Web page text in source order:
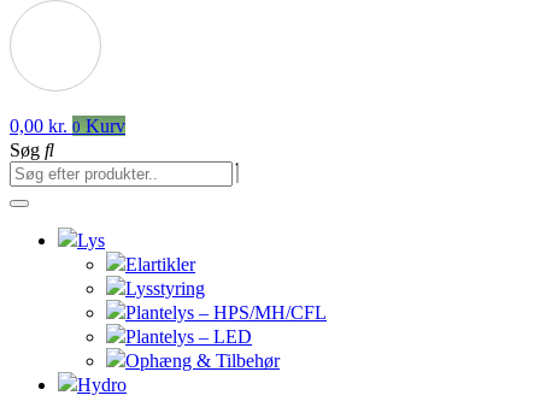
0,00 kr. 0 Kurv
Søg
Lys
Elartikler
Lysstyring
Plantelys – HPS/MH/CFL
Plantelys – LED
Ophæng & Tilbehør
Hydro